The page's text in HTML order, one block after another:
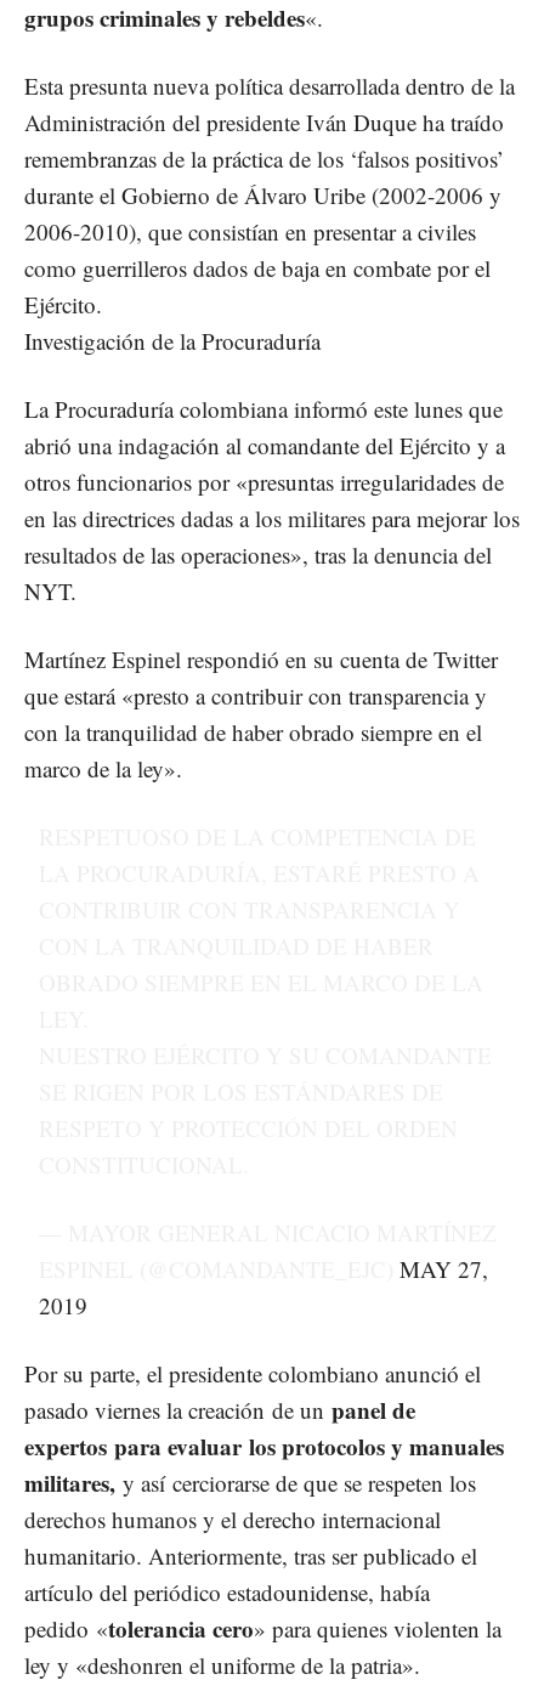
grupos criminales y rebeldes«.
Esta presunta nueva política desarrollada dentro de la
Administración del presidente Iván Duque ha traído
remembranzas de la práctica de los ‘falsos positivos’
durante el Gobierno de Álvaro Uribe (2002-2006 y
2006-2010), que consistían en presentar a civiles
como guerrilleros dados de baja en combate por el
Ejército.
Investigación de la Procuraduría
La Procuraduría colombiana informó este lunes que
abrió una indagación al comandante del Ejército y a
otros funcionarios por «presuntas irregularidades de
en las directrices dadas a los militares para mejorar los
resultados de las operaciones», tras la denuncia del
NYT.
Martínez Espinel respondió en su cuenta de Twitter
que estará «presto a contribuir con transparencia y
con la tranquilidad de haber obrado siempre en el
marco de la ley».
ESPINEL (@COMANDANTE_EJC)MAY 27,
2019
Por su parte, el presidente colombiano anunció el
pasado viernes la creación de un panel de
expertos para evaluar los protocolos y manuales
militares, y así cerciorarse de que se respeten los
derechos humanos y el derecho internacional
humanitario. Anteriormente, tras ser publicado el
artículo del periódico estadounidense, había
pedido «tolerancia cero» para quienes violenten la
ley y «deshonren el uniforme de la patria».